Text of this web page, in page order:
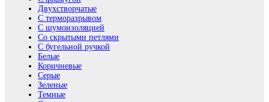
Двухстворчатые
С терморазрывом
С шумоизоляцией
Со скрытыми петлями
С бугельной ручкой
Белые
Коричневые
Серые
Зеленые
Темные